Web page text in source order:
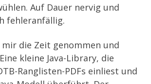
Auf Dauer nervig und
fehleranfällig.
mir die Zeit genommen und
kleine Java-Library, die
Ranglisten-PDFs einliest und